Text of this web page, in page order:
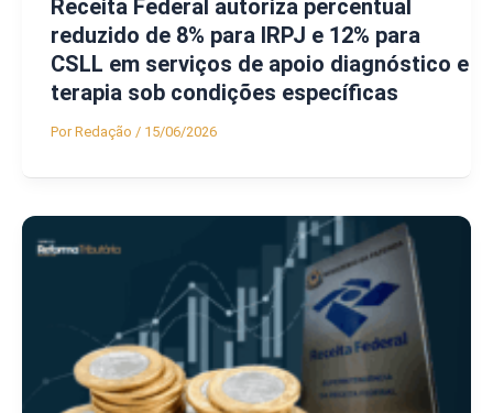
Receita Federal autoriza percentual
reduzido de 8% para IRPJ e 12% para
CSLL em serviços de apoio diagnóstico e
terapia sob condições específicas
PorRedação / 15/06/2026